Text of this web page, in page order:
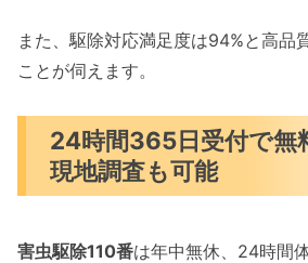
また、駆除対応満足度は94%と高品
ことが伺えます。
24時間365日受付で無
現地調査も可能
害虫駆除110番は年中無休、24時間